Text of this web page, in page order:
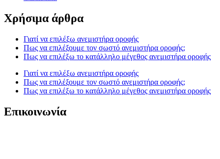
Χρήσιμα άρθρα
Γιατί να επιλέξω ανεμιστήρα οροφής
Πως να επιλέξουμε τον σωστό ανεμιστήρα οροφής;
Πως να επιλέξω το κατάλληλο μέγεθος ανεμιστήρα οροφής
Γιατί να επιλέξω ανεμιστήρα οροφής
Πως να επιλέξουμε τον σωστό ανεμιστήρα οροφής;
Πως να επιλέξω το κατάλληλο μέγεθος ανεμιστήρα οροφής
Επικοινωνία